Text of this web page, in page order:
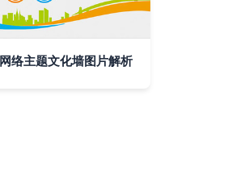
络主题文化墙图片解析